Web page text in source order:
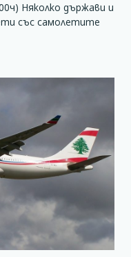
Няколко държави и
със самолетите